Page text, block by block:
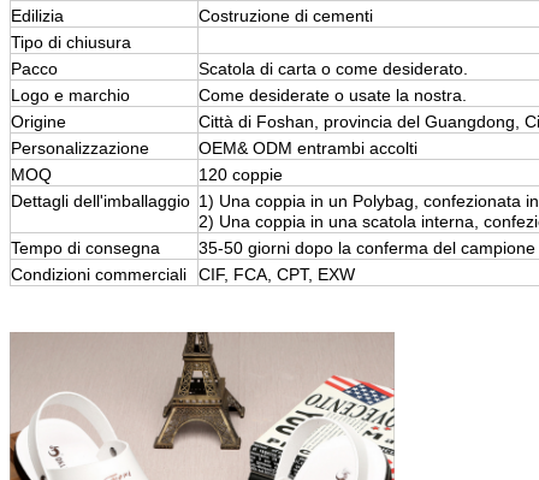
Edilizia
Costruzione di cementi
Tipo di chiusura
Pacco
Scatola di carta o come desiderato.
Logo e marchio
Come desiderate o usate la nostra.
Origine
Città di Foshan, provincia del Guangdong,
Personalizzazione
OEM& ODM entrambi accolti
MOQ
120 coppie
Dettagli dell'imballaggio 1) Una coppia in un Polybag, confezionata
2) Una coppia in una scatola interna,
Tempo di consegna
35-50 giorni dopo la conferma del campione
Condizioni commerciali
CIF, FCA, CPT, EXW